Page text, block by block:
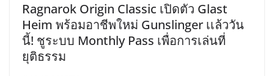
Ragnarok Origin Classic เปิดตัว Glast
Heim พร้อมอาชีพใหม่ Gunslinger เเล้ววัน
นี้! ชูระบบ Monthly Pass เพื่อการเล่นที่
ยุติธรรม